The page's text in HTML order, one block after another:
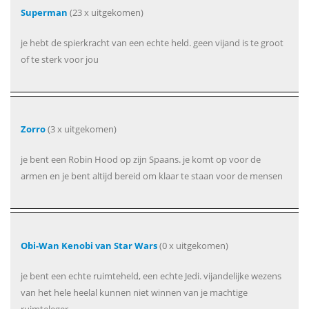
Superman (23 x uitgekomen)
je hebt de spierkracht van een echte held. geen vijand is te groot
of te sterk voor jou
Zorro(3 x uitgekomen)
je bent een Robin Hood op zijn Spaans. je komt op voor de
armen en je bent altijd bereid om klaar te staan voor de mensen
Obi-Wan Kenobi van Star Wars(0 x uitgekomen)
je bent een echte ruimteheld, een echte Jedi. vijandelijke wezens
van het hele heelal kunnen niet winnen van je machtige